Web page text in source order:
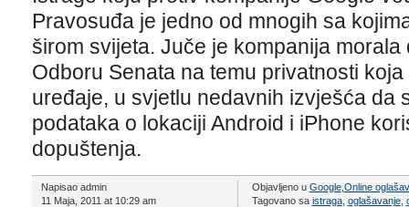
Pravosuđa je jedno od mnogih sa
širom svijeta. Juče je kompanija
Odboru Senata na temu privatnosti
uređaje, u svjetlu nedavnih izvješća da
podataka o lokaciji Android i iPhone
dopuštenja.
Napisao admin
11 Maja, 2011 at 10:29 am
Objavljeno u Google, Online
Tagovano sa istraga, oglašavanje,